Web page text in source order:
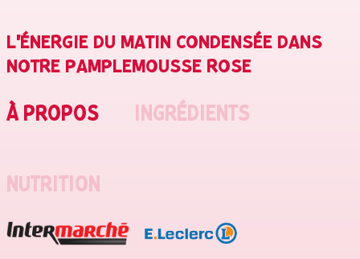
L’ÉNERGIE DU MATIN CONDENSÉE DANS
NOTRE PAMPLEMOUSSE ROSE
À PROPOS INGRÉDIENTS
NUTRITION